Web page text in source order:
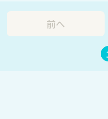
前へ